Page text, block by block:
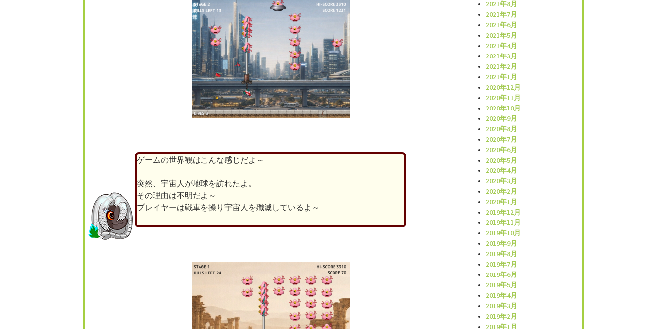
ゲームの世界観はこんな感じだよ～
突然、宇宙人が地球を訪れたよ。
その理由は不明だよ～
プレイヤーは戦車を操り宇宙人を殲滅しているよ～
2021年8月
2021年7月
2021年6月
2021年5月
2021年4月
2021年3月
2021年2月
2021年1月
2020年12月
2020年11月
2020年10月
2020年9月
2020年8月
2020年7月
2020年6月
2020年5月
2020年4月
2020年3月
2020年2月
2020年1月
2019年12月
2019年11月
2019年10月
2019年9月
2019年8月
2019年7月
2019年6月
2019年5月
2019年4月
2019年3月
2019年2月
2019年1月